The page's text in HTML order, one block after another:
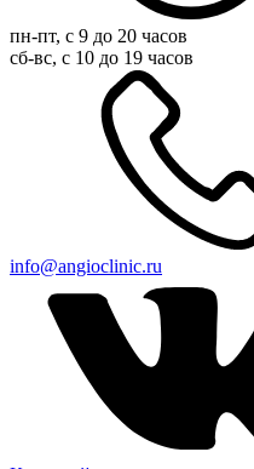
пн-пт, с 9 до 20 часов
сб-вс, с 10 до 19 часов
info@angioclinic.ru